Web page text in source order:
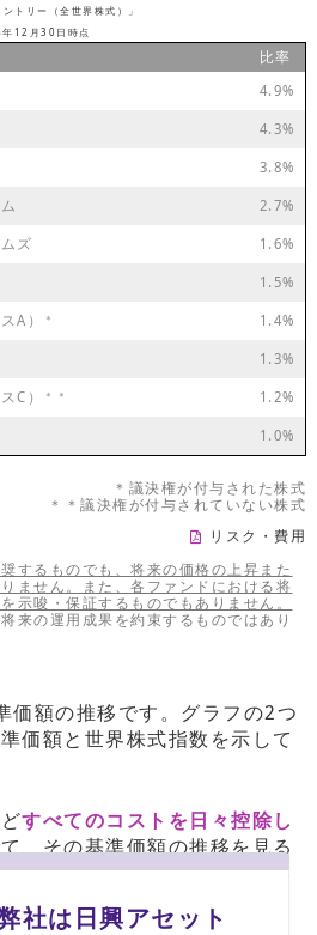
トリー（全世界株式）」
12月30日時点
比率
4.9%
4.3%
3.8%
2.7%
ズ
1.6%
1.5%
A） ＊
1.4%
1.3%
C） ＊＊
1.2%
1.0%
＊議決権が付与された株式
＊＊議決権が付与されていない株式
リスク・費用
するものでも、将来の価格の上昇また
ません。また、各ファンドにおける将
示唆・保証するものでもありません。
来の運用成果を約束するものではあり
価額の推移です。グラフの2つ
価額と世界株式指数を示して
すべてのコストを日々控除し
、その基準価額の推移を見る
違い」がどう値動きに繋がっ
社は日興アセット